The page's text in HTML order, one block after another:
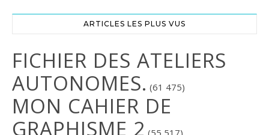
ARTICLES LES PLUS VUS
FICHIER DES ATELIERS
AUTONOMES. (61 475)
MON CAHIER DE
GRAPHISME 2